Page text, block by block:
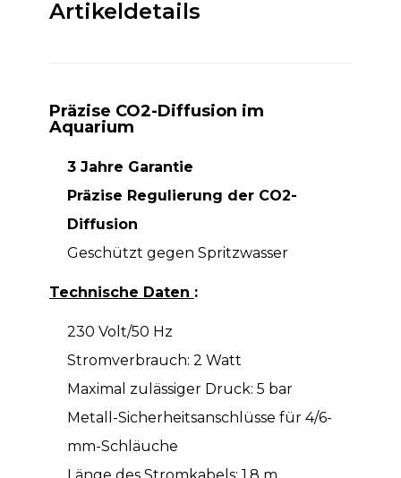
Artikeldetails
Präzise CO2-Diffusion im
Aquarium
3 Jahre Garantie
Präzise Regulierung der CO2-
Diffusion
Geschützt gegen Spritzwasser
Technische Daten :
230 Volt/50 Hz
Stromverbrauch: 2 Watt
Maximal zulässiger Druck: 5 bar
Metall-Sicherheitsanschlüsse für 4/6-
mm-Schläuche